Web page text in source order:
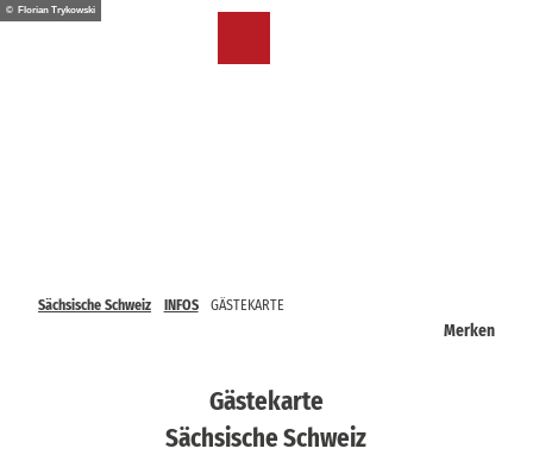
Z© Florian Trykowski
Sächsische Schweiz INFOS GÄSTEKARTE
Merken
Gästekarte
Sächsische Schweiz